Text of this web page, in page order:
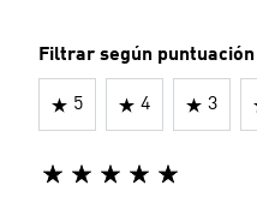
Filtrar según puntuación
5 4 3